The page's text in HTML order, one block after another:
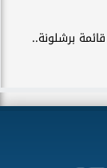
من قائمة برشلونة..